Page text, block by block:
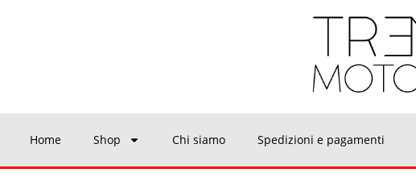
Home Shop Chi siamo Spedizioni e pagamenti